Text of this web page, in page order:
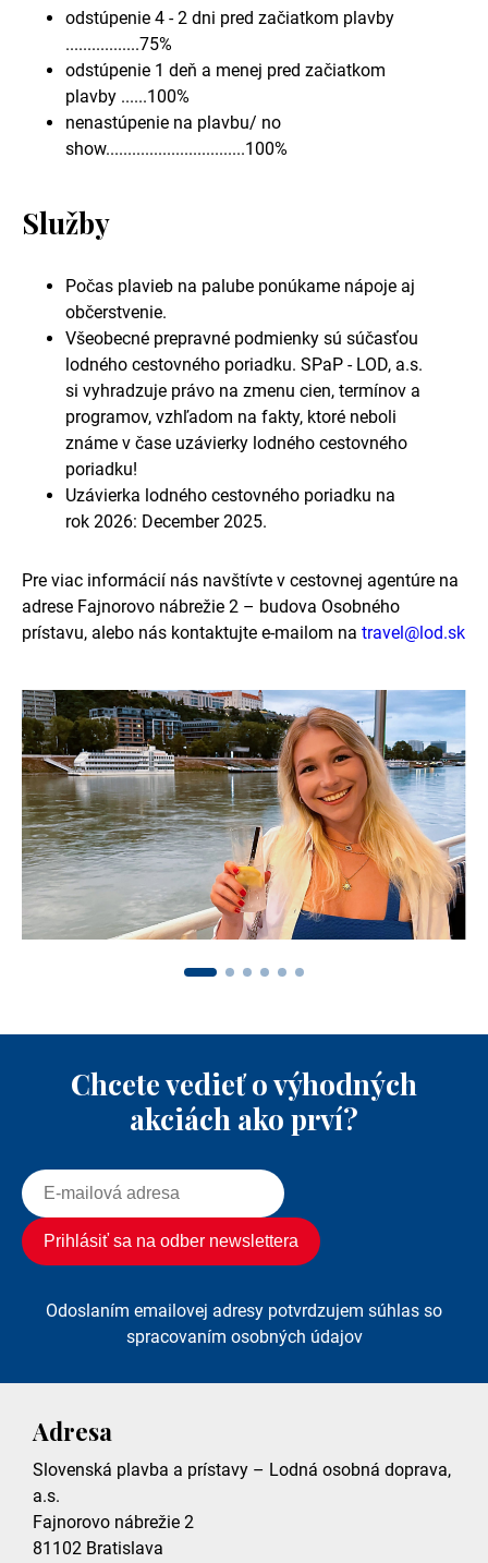
odstúpenie 4 - 2 dni pred začiatkom plavby
.................75%
odstúpenie 1 deň a menej pred začiatkom
plavby ......100%
nenastúpenie na plavbu/ no
show................................100%
Služby
Počas plavieb na palube ponúkame nápoje aj
občerstvenie.
Všeobecné prepravné podmienky sú súčasťou
lodného cestovného poriadku. SPaP - LOD, a.s.
si vyhradzuje právo na zmenu cien, termínov a
programov, vzhľadom na fakty, ktoré neboli
známe v čase uzávierky lodného cestovného
poriadku!
Uzávierka lodného cestovného poriadku na
rok 2026: December 2025.
Pre viac informácií nás navštívte v cestovnej agentúre na
adrese Fajnorovo nábrežie 2 – budova Osobného
prístavu, alebo nás kontaktujte e-mailom na travel@lod.sk
Chcete vedieť o výhodných
akciách ako prví?
Odoslaním emailovej adresy potvrdzujem súhlas so
spracovaním osobných údajov
Adresa
Slovenská plavba a prístavy – Lodná osobná doprava,
a.s.
Fajnorovo nábrežie 2
81102 Bratislava